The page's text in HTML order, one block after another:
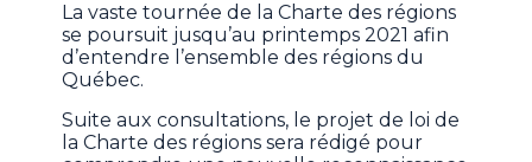
La vaste tournée de la Charte des régions
se poursuit jusqu’au printemps 2021 afin
d’entendre l’ensemble des régions du
Québec.
Suite aux consultations, le projet de loi de
la Charte des régions sera rédigé pour